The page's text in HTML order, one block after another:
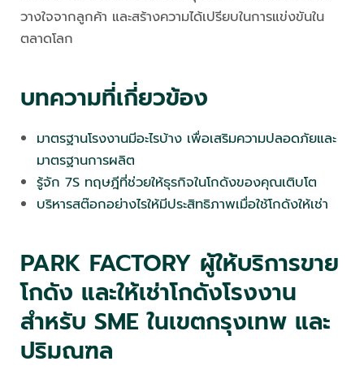
วางใจจากลูกค้า และสร้างความได้เปรียบในการแข่งขันใน
ตลาดโลก
บทความที่เกี่ยวข้อง
มาตรฐานโรงงานมีอะไรบ้าง เพื่อเสริมความปลอดภัยและ
มาตรฐานการผลิต
รู้จัก 7S ทฤษฎีที่ช่วยให้ธุรกิจในโกดังของคุณเติบโต
บริหารสต๊อกอย่างไรให้มีประสิทธิภาพเมื่อใช้โกดังให้เช่า
PARK FACTORY ผู้ให้บริการขาย
โกดัง และให้เช่าโกดังโรงงาน
สำหรับ SME ในเขตกรุงเทพ และ
ปริมณฑล